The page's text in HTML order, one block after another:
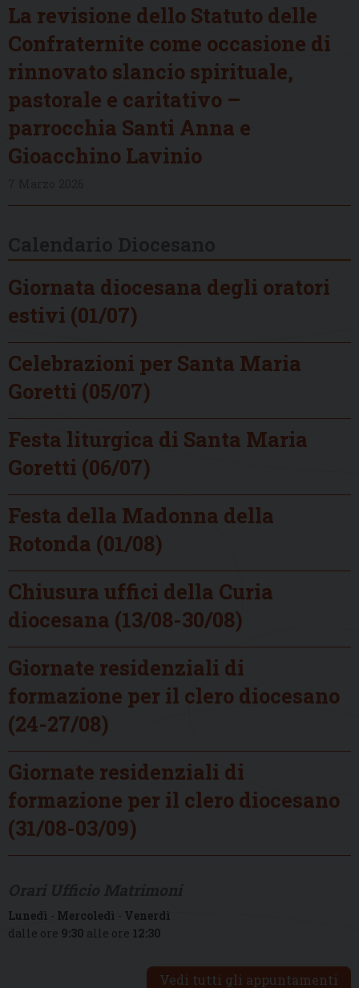
La revisione dello Statuto delle
Confraternite come occasione di
rinnovato slancio spirituale,
pastorale e caritativo –
parrocchia Santi Anna e
Gioacchino Lavinio
Giornata diocesana degli oratori
estivi (01/07)
Celebrazioni per Santa Maria
Goretti (05/07)
Festa liturgica di Santa Maria
Goretti (06/07)
Festa della Madonna della
Rotonda (01/08)
Chiusura uffici della Curia
diocesana (13/08-30/08)
Giornate residenziali di
formazione per il clero diocesano
(24-27/08)
Giornate residenziali di
formazione per il clero diocesano
(31/08-03/09)
Lunedì - Mercoledì - Venerdì
dalle ore 9:30 alle ore 12:30
Vedi tutti gli appuntamenti